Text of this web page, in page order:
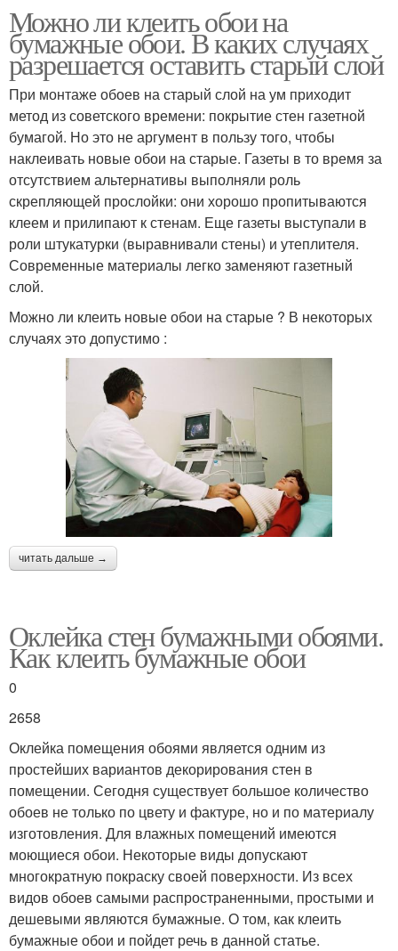
Можно ли клеить обои на
бумажные обои. В каких случаях
разрешается оставить старый слой
При монтаже обоев на старый слой на ум приходит
метод из советского времени: покрытие стен газетной
бумагой. Но это не аргумент в пользу того, чтобы
наклеивать новые обои на старые. Газеты в то время за
отсутствием альтернативы выполняли роль
скрепляющей прослойки: они хорошо пропитываются
клеем и прилипают к стенам. Еще газеты выступали в
роли штукатурки (выравнивали стены) и утеплителя.
Современные материалы легко заменяют газетный
слой.
Можно ли клеить новые обои на старые ? В некоторых
случаях это допустимо :
читать дальше →
Оклейка стен бумажными обоями.
Как клеить бумажные обои
0
2658
Оклейка помещения обоями является одним из
простейших вариантов декорирования стен в
помещении. Сегодня существует большое количество
обоев не только по цвету и фактуре, но и по материалу
изготовления. Для влажных помещений имеются
моющиеся обои. Некоторые виды допускают
многократную покраску своей поверхности. Из всех
видов обоев самыми распространенными, простыми и
дешевыми являются бумажные. О том, как клеить
бумажные обои и пойдет речь в данной статье.